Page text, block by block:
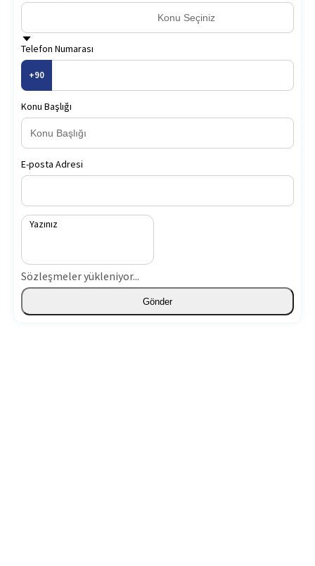
Konu Seçiniz
Telefon Numarası
+90
Konu Başlığı
E-posta Adresi
Yazınız
Sözleşmeler yükleniyor...
Gönder